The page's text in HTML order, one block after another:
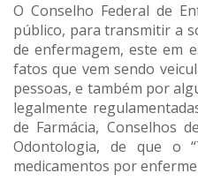
O Conselho Federal de
público, para transmitir a
de enfermagem, este em
fatos que vem sendo
pessoas, e também por
legalmente
de Farmácia, Conselhos
Odontologia, de que o
medicamentos por